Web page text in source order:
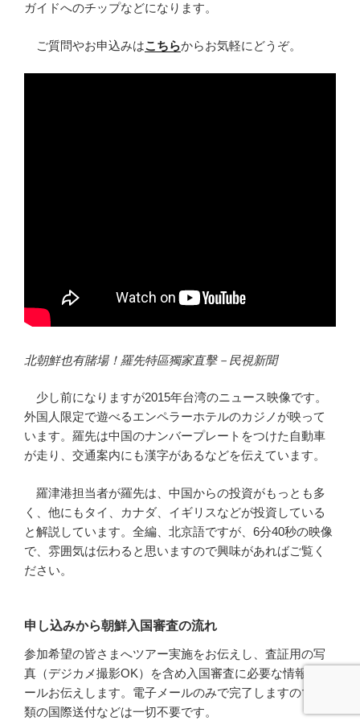
ガイドへのチップなどになります。
ご質問やお申込みはこちらからお気軽にどうぞ。
北朝鮮也有賭場！羅先特區獨家直擊－民視新聞
少し前になりますが2015年台湾のニュース映像です。
外国人限定で遊べるエンペラーホテルのカジノが映って
います。羅先は中国のナンバープレートをつけた自動車
が走り、交通案内にも漢字があるなどを伝えています。
羅津港担当者が羅先は、中国からの投資がもっとも多
く、他にもタイ、カナダ、イギリスなどが投資している
と解説しています。全編、北京語ですが、6分40秒の映像
で、雰囲気は伝わると思いますので興味があればご覧く
ださい。
申し込みから朝鮮入国審査の流れ
参加希望の皆さまへツアー実施をお伝えし、査証用の写
真（デジカメ撮影OK）を含め入国審査に必要な情報をメ
ールお伝えします。電子メールのみで完了しますので書
類の国際送付などは一切不要です。